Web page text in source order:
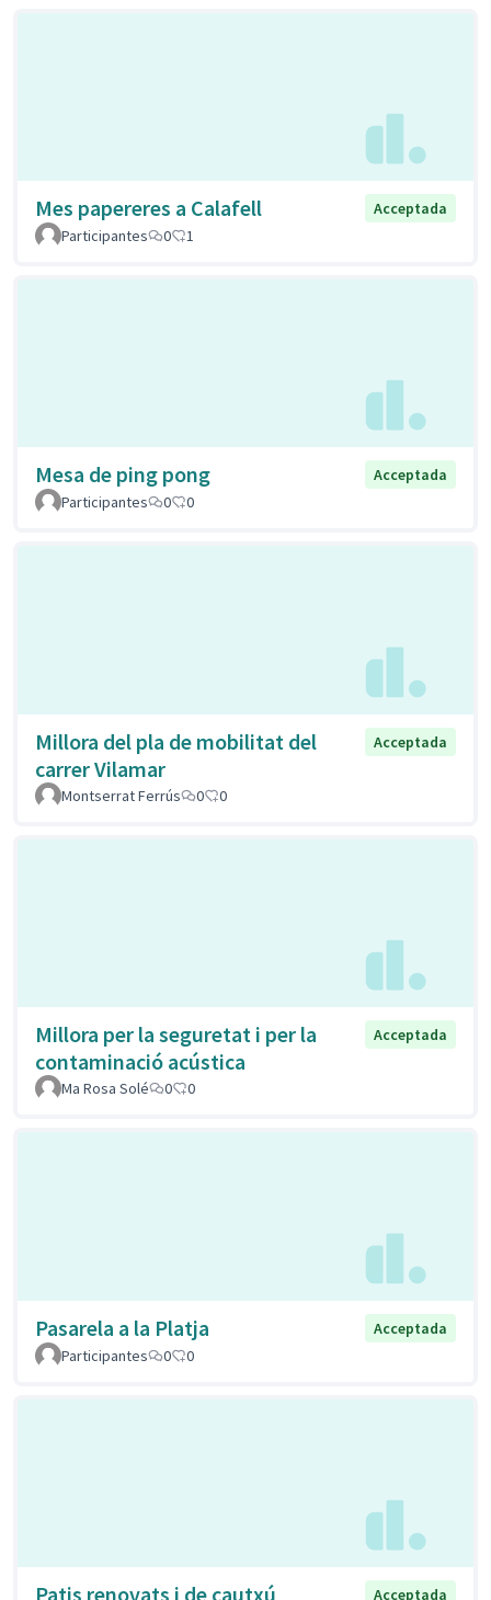
Mes papereres a Calafell
Acceptada
Participantes
0 1
Mesa de ping pong
Acceptada
Participantes
0 0
Millora del pla de mobilitat del
carrer Vilamar
Acceptada
Montserrat Ferrús 0 0
Millora per la seguretat i per la
contaminació acústica
Acceptada
Ma Rosa Solé 0 0
Pasarela a la Platja
Acceptada
Participantes
0 0
Patis renovats i de cautxú Acceptada